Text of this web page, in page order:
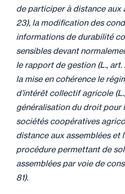
de participer à distance aux
23), la modification des
informations de durabilité
sensibles devant
le rapport de gestion (L.,
la mise en cohérence le
d’intérêt collectif agricole
généralisation du droit pour
sociétés coopératives
distance aux assemblées et
procédure permettant de
assemblées par voie de
81).